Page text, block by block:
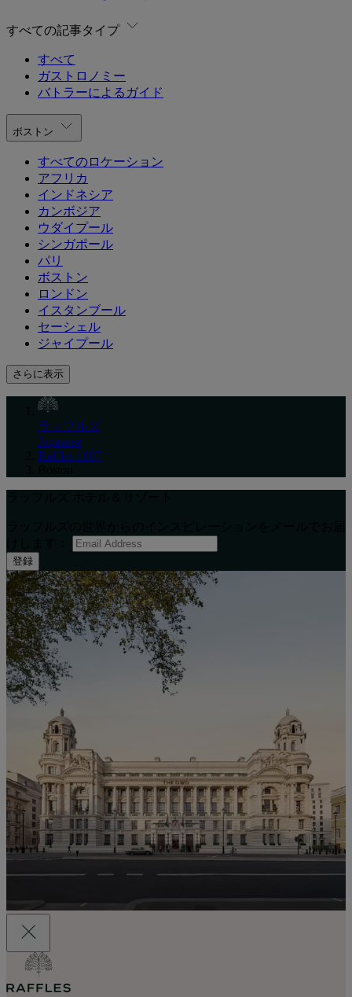
すべての記事タイプ
すべて
ガストロノミー
バトラーによるガイド
ボストン
すべてのロケーション
アフリカ
インドネシア
カンボジア
ウダイプール
シンガポール
パリ
ボストン
ロンドン
イスタンブール
セーシェル
ジャイプール
さらに表示
ラッフルズ
Japanese
Raffles 1887
登録